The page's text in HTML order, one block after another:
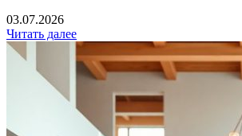
03.07.2026
Читать далее